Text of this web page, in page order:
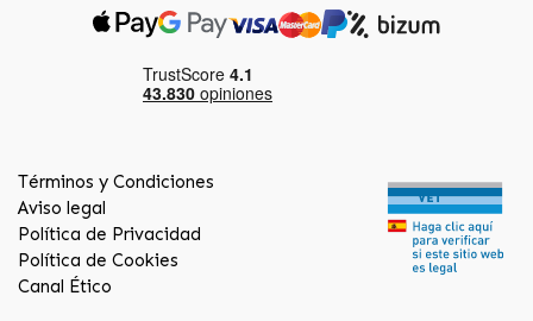
Términos y Condiciones
Aviso legal
Política de Privacidad
Política de Cookies
Canal Ético